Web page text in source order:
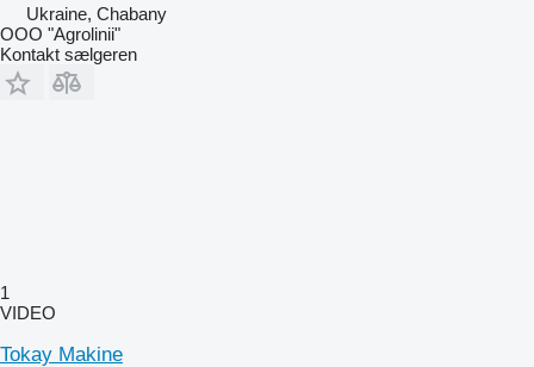
Ukraine, Chabany
OOO "Agrolinii"
Kontakt sælgeren
1
VIDEO
Tokay Makine